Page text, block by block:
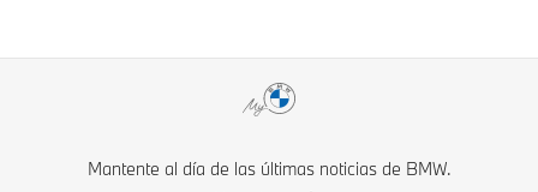
Mantente al día de las últimas noticias de BMW.